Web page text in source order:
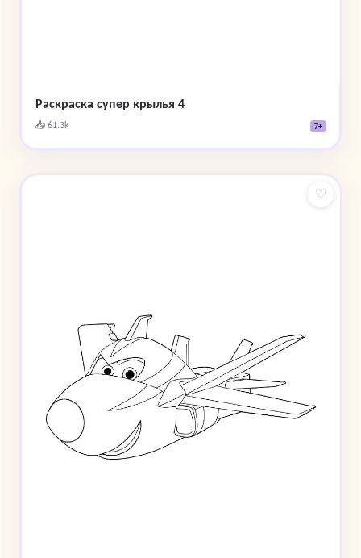
Раскраска супер крылья 4
📥 61.3k 7+
♡